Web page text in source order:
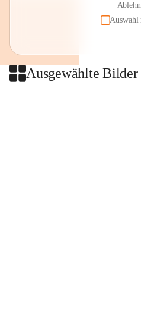
Auswahl
Ausgewählte Bilder